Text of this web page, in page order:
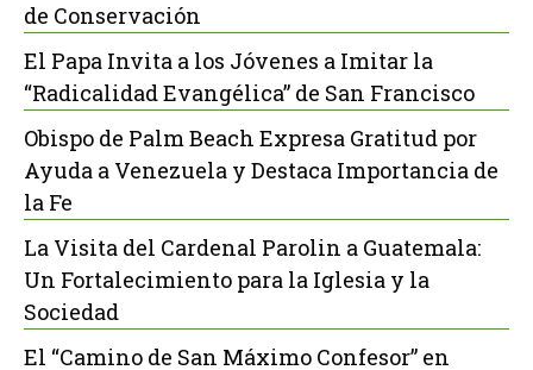
de Conservación
El Papa Invita a los Jóvenes a Imitar la
“Radicalidad Evangélica” de San Francisco
Obispo de Palm Beach Expresa Gratitud por
Ayuda a Venezuela y Destaca Importancia de
la Fe
La Visita del Cardenal Parolin a Guatemala:
Un Fortalecimiento para la Iglesia y la
Sociedad
El “Camino de San Máximo Confesor” en